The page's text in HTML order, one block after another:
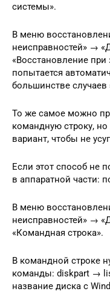
системы».
В меню
неисправностей» →
«Восстановление при
попытается
большинстве случаев
То же самое можно
командную строку,
вариант, чтобы не
Если этот способ не
в аппаратной части:
В меню
неисправностей» →
«Командная строка».
В командной строке
команды: diskpart →
название диска с